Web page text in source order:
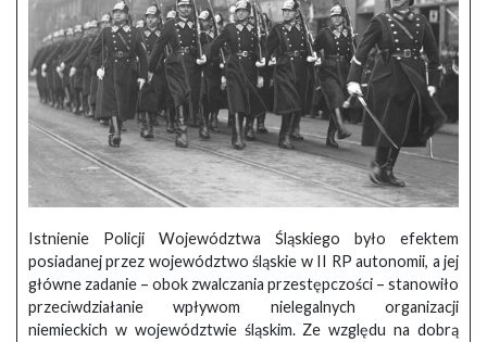
Istnienie Policji Województwa Śląskiego było efektem
posiadanej przez województwo śląskie w II RP autonomii, a jej
główne zadanie – obok zwalczania przestępczości – stanowiło
przeciwdziałanie wpływom nielegalnych organizacji
niemieckich w województwie śląskim. Ze względu na dobrą